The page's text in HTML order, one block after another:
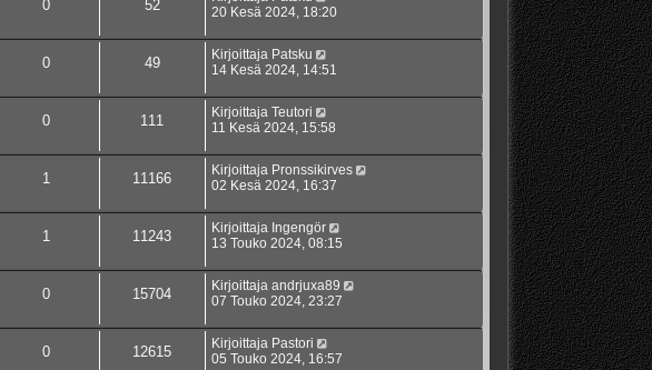
0 52
20 Kesä 2024, 18:20
0 49 Kirjoittaja Patsku
14 Kesä 2024, 14:51
0 111 Kirjoittaja Teutori
11 Kesä 2024, 15:58
1 11166 Kirjoittaja Pronssikirves
02 Kesä 2024, 16:37
1 11243 Kirjoittaja Ingengör
13 Touko 2024, 08:15
0 15704 Kirjoittaja andrjuxa89
07 Touko 2024, 23:27
0 12615 Kirjoittaja Pastori
05 Touko 2024, 16:57